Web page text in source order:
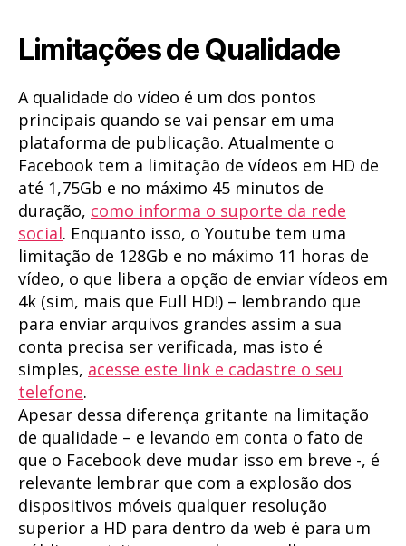
Limitações de Qualidade
A qualidade do vídeo é um dos pontos
principais quando se vai pensar em uma
plataforma de publicação. Atualmente o
Facebook tem a limitação de vídeos em HD de
até 1,75Gb e no máximo 45 minutos de
duração, como informa o suporte da rede
social. Enquanto isso, o Youtube tem uma
limitação de 128Gb e no máximo 11 horas de
vídeo, o que libera a opção de enviar vídeos em
4k (sim, mais que Full HD!) – lembrando que
para enviar arquivos grandes assim a sua
conta precisa ser verificada, mas isto é
simples, acesse este link e cadastre o seu
telefone.
Apesar dessa diferença gritante na limitação
de qualidade – e levando em conta o fato de
que o Facebook deve mudar isso em breve -, é
relevante lembrar que com a explosão dos
dispositivos móveis qualquer resolução
superior a HD para dentro da web é para um